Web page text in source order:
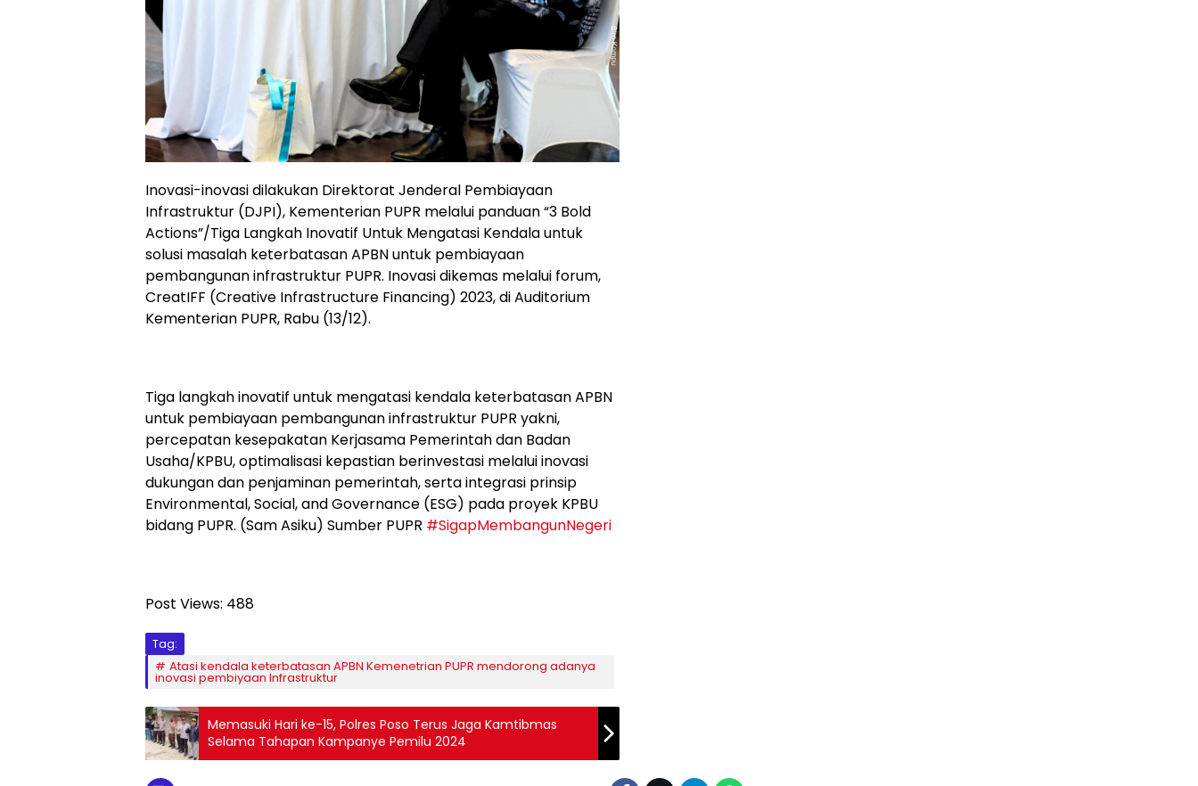
Inovasi-inovasi dilakukan Direktorat Jenderal Pembiayaan
Infrastruktur (DJPI), Kementerian PUPR melalui panduan “3 Bold
Actions”/Tiga Langkah Inovatif Untuk Mengatasi Kendala untuk
solusi masalah keterbatasan APBN untuk pembiayaan
pembangunan infrastruktur PUPR. Inovasi dikemas melalui forum,
CreatIFF (Creative Infrastructure Financing) 2023, di Auditorium
Kementerian PUPR, Rabu (13/12).
Tiga langkah inovatif untuk mengatasi kendala keterbatasan APBN
untuk pembiayaan pembangunan infrastruktur PUPR yakni,
percepatan kesepakatan Kerjasama Pemerintah dan Badan
Usaha/KPBU, optimalisasi kepastian berinvestasi melalui inovasi
dukungan dan penjaminan pemerintah, serta integrasi prinsip
Environmental, Social, and Governance (ESG) pada proyek KPBU
bidang PUPR. (Sam Asiku) Sumber PUPR #SigapMembangunNegeri
Post Views: 488
Tag:
Atasi kendala keterbatasan APBN Kemenetrian PUPR mendorong adanya
inovasi pembiyaan Infrastruktur
Memasuki Hari ke-15, Polres Poso Terus Jaga Kamtibmas
Selama Tahapan Kampanye Pemilu 2024